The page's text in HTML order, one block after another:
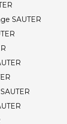
SAUTER